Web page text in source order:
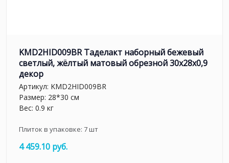
KMD2HID009BR Таделакт наборный бежевый
светлый, жёлтый матовый обрезной 30x28x0,9
декор
Артикул: KMD2HID009BR
Размер: 28*30 см
Вес: 0.9 кг
Плиток в упаковке: 7шт
4 459.10 руб.